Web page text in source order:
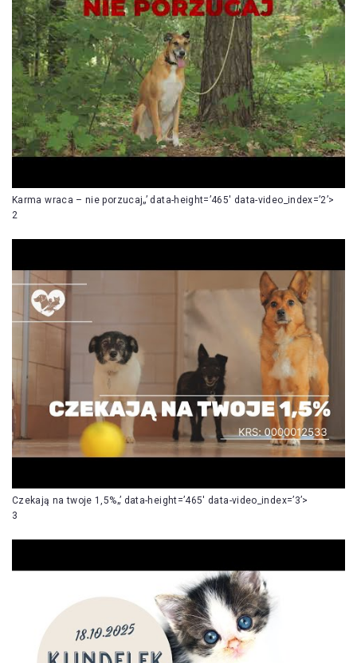
Karma wraca – nie porzucaj„’ data-height=’465′ data-video_index=’2’>
2
Czekają na twoje 1,5%„’ data-height=’465′ data-video_index=’3’>
3